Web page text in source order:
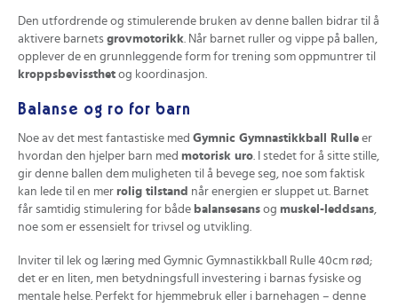
Den utfordrende og stimulerende bruken av denne ballen bidrar til å
aktivere barnets grovmotorikk. Når barnet ruller og vippe på ballen,
opplever de en grunnleggende form for trening som oppmuntrer til
kroppsbevissthet og koordinasjon.
Balanse og ro for barn
Noe av det mest fantastiske med Gymnic Gymnastikkball Rulle er
hvordan den hjelper barn med motorisk uro. I stedet for å sitte stille,
gir denne ballen dem muligheten til å bevege seg, noe som faktisk
kan lede til en mer rolig tilstand når energien er sluppet ut. Barnet
får samtidig stimulering for både balansesans og muskel-leddsans,
noe som er essensielt for trivsel og utvikling.
Inviter til lek og læring med Gymnic Gymnastikkball Rulle 40cm rød;
det er en liten, men betydningsfull investering i barnas fysiske og
mentale helse. Perfekt for hjemmebruk eller i barnehagen – denne